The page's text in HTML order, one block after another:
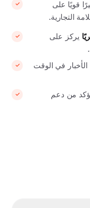
قويًا على
التجارية.
يركز على
الأخبار في الوقت
من دعم